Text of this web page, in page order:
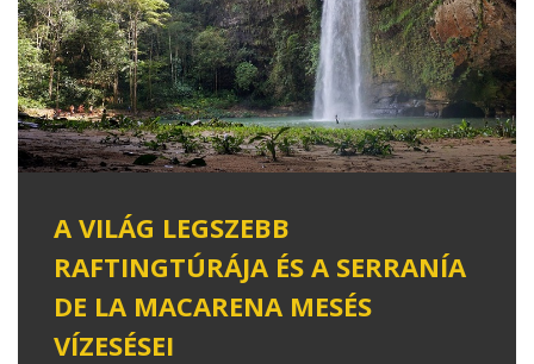
A VILÁG LEGSZEBB
RAFTINGTÚRÁJA ÉS A SERRANÍA
DE LA MACARENA MESÉS
VÍZESÉSEI